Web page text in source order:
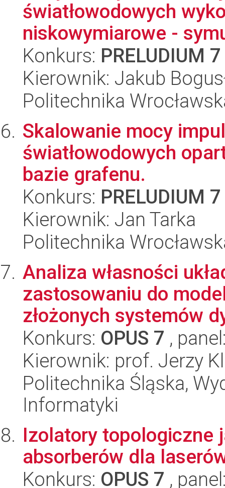
światłowodowych
niskowymiarowe -
Konkurs: PRELUDIUM 7
Kierownik: Jakub
Politechnika
Skalowanie mocy
światłowodowych
bazie grafenu.
Konkurs: PRELUDIUM 7
Kierownik: Jan Tarka
Politechnika
Analiza własności
zastosowaniu do
złożonych systemów
Konkurs: OPUS 7 ,
Kierownik: prof. Jerzy
Politechnika Śląska,
Informatyki
Izolatory topologiczne
absorberów dla
Konkurs: OPUS 7 ,